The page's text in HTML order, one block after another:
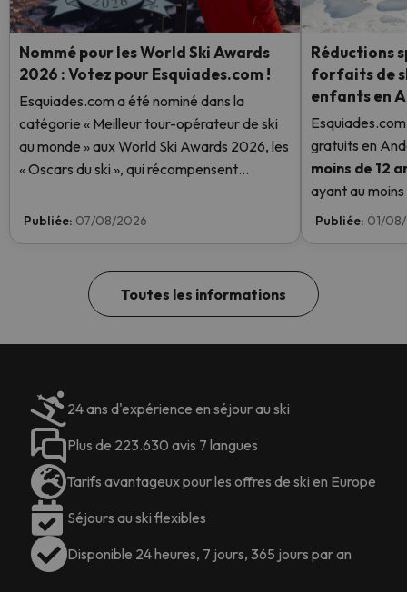
Nommé pour les World Ski Awards
2026 : Votez pour Esquiades.com !
Esquiades.com a été nominé dans la
catégorie « Meilleur tour-opérateur de ski
au monde » aux World Ski Awards 2026, les
« Oscars du ski », qui récompensent
dès maintenant et aidez-nous à atteindre la
Publiée: 07/08/2026
Réductions
forfaits de
enfants en
gratuits en
moins de 12
ayant au
enfant aura
Publiée: 01/
Toutes les informations
24 ans d'expérience en séjour au ski
Plus de 223.630 avis 7 langues
Tarifs avantageux pour les offres de ski en Europe
Séjours au ski flexibles
Disponible 24 heures, 7 jours, 365 jours par an